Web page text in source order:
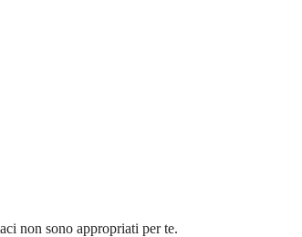
non sono appropriati per te.